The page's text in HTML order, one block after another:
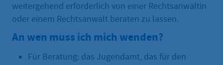
weitergehend erforderlich von einer Rechtsanwältin
oder einem Rechtsanwalt beraten zu lassen.
An wen muss ich mich wenden?
Für Beratung: das Jugendamt, das für den